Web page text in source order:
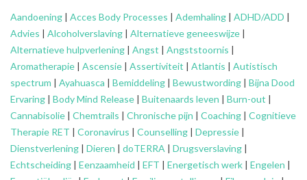
Aandoening | Acces Body Processes | Ademhaling | ADHD/ADD |
Advies | Alcoholverslaving | Alternatieve geneeswijze |
Alternatieve hulpverlening | Angst | Angststoornis |
Aromatherapie | Ascensie | Assertiviteit | Atlantis | Autistisch
spectrum | Ayahuasca | Bemiddeling | Bewustwording | Bijna Dood
Ervaring | Body Mind Release | Buitenaards leven | Burn-out |
Cannabisolie | Chemtrails | Chronische pijn | Coaching | Cognitieve
Therapie RET | Coronavirus | Counselling | Depressie |
Dienstverlening | Dieren | doTERRA | Drugsverslaving |
Echtscheiding | Eenzaamheid | EFT | Energetisch werk | Engelen |